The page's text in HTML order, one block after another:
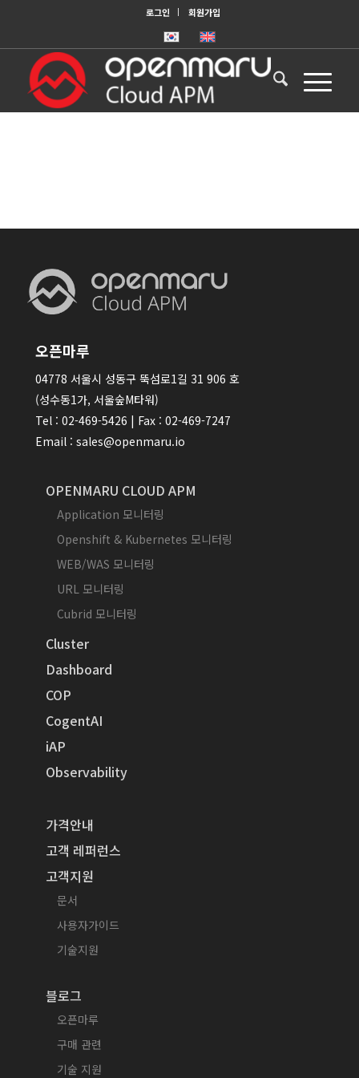
로그인 회원가입
오픈마루
04778 서울시 성동구 뚝섬로1길 31 906 호
(성수동1가, 서울숲M타워)
Tel : 02-469-5426 | Fax : 02-469-7247
Email : sales@openmaru.io
OPENMARU CLOUD APM
Application 모니터링
Openshift & Kubernetes 모니터링
WEB/WAS 모니터링
URL 모니터링
Cubrid 모니터링
Cluster
Dashboard
COP
CogentAI
iAP
Observability
가격안내
고객 레퍼런스
고객지원
문서
사용자가이드
기술지원
블로그
오픈마루
구매 관련
기술 지원